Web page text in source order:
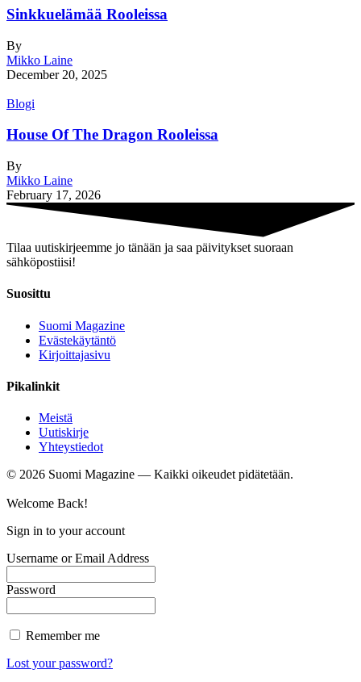
Sinkkuelämää Rooleissa
By
Mikko Laine
December 20, 2025
Blogi
House Of The Dragon Rooleissa
By
Mikko Laine
February 17, 2026
Tilaa uutiskirjeemme jo tänään ja saa päivitykset suoraan
sähköpostiisi!
Suosittu
Suomi Magazine
Evästekäytäntö
Kirjoittajasivu
Pikalinkit
Meistä
Uutiskirje
Yhteystiedot
© 2026 Suomi Magazine — Kaikki oikeudet pidätetään.
Welcome Back!
Sign in to your account
Username or Email Address
Password
Remember me
Lost your password?